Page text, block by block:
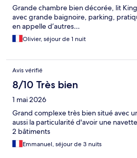
Grande chambre bien décorée, lit
avec grande baignoire, parking,
en appelle d’autres…
Olivier, séjour de 1 nuit
Avis vérifié
8/10 Très bien
1 mai 2026
Grand complexe très bien situé avec
aussi la particularité d'avoir une
2 bâtiments
Emmanuel, séjour de 3 nuits